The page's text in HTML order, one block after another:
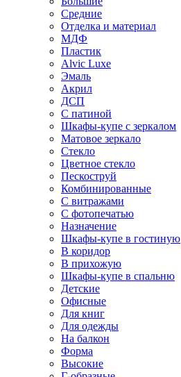
Средние
Отделка и материал
МДФ
Пластик
Alvic Luxe
Эмаль
Акрил
ДСП
С патиной
Шкафы-купе с зеркалом
Матовое зеркало
Стекло
Цветное стекло
Пескоструй
Комбинированные
С витражами
С фотопечатью
Назначение
Шкафы-купе в гостиную
В коридор
В прихожую
Шкафы-купе в спальню
Детские
Офисные
Для книг
Для одежды
На балкон
Форма
Высокие